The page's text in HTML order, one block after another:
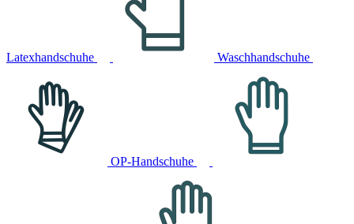
Latexhandschuhe Waschhandschuhe
OP-Handschuhe